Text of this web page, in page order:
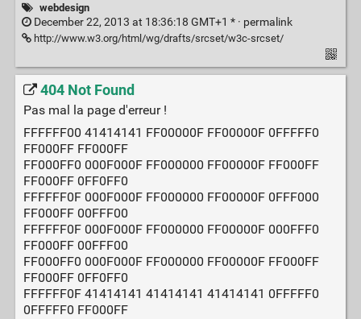
webdesign
December 22, 2013 at 18:36:18 GMT+1 * · permalink
http://www.w3.org/html/wg/drafts/srcset/w3c-srcset/
404 Not Found
Pas mal la page d'erreur !
FFFFFF00 41414141 FF00000F FF00000F 0FFFFF0
FF000FF FF000FF
FF000FF0 000F000F FF000000 FF00000F FF000FF
FF000FF 0FF0FF0
FFFFFF0F 000F000F FF000000 FF00000F 0FFF000
FF000FF 00FFF00
FFFFFF0F 000F000F FF000000 FF00000F 000FFF0
FF000FF 00FFF00
FF000FF0 000F000F FF000000 FF00000F FF000FF
FF000FF 0FF0FF0
FFFFFF0F 41414141 41414141 41414141 0FFFFF0
0FFFFF0 FF000FF